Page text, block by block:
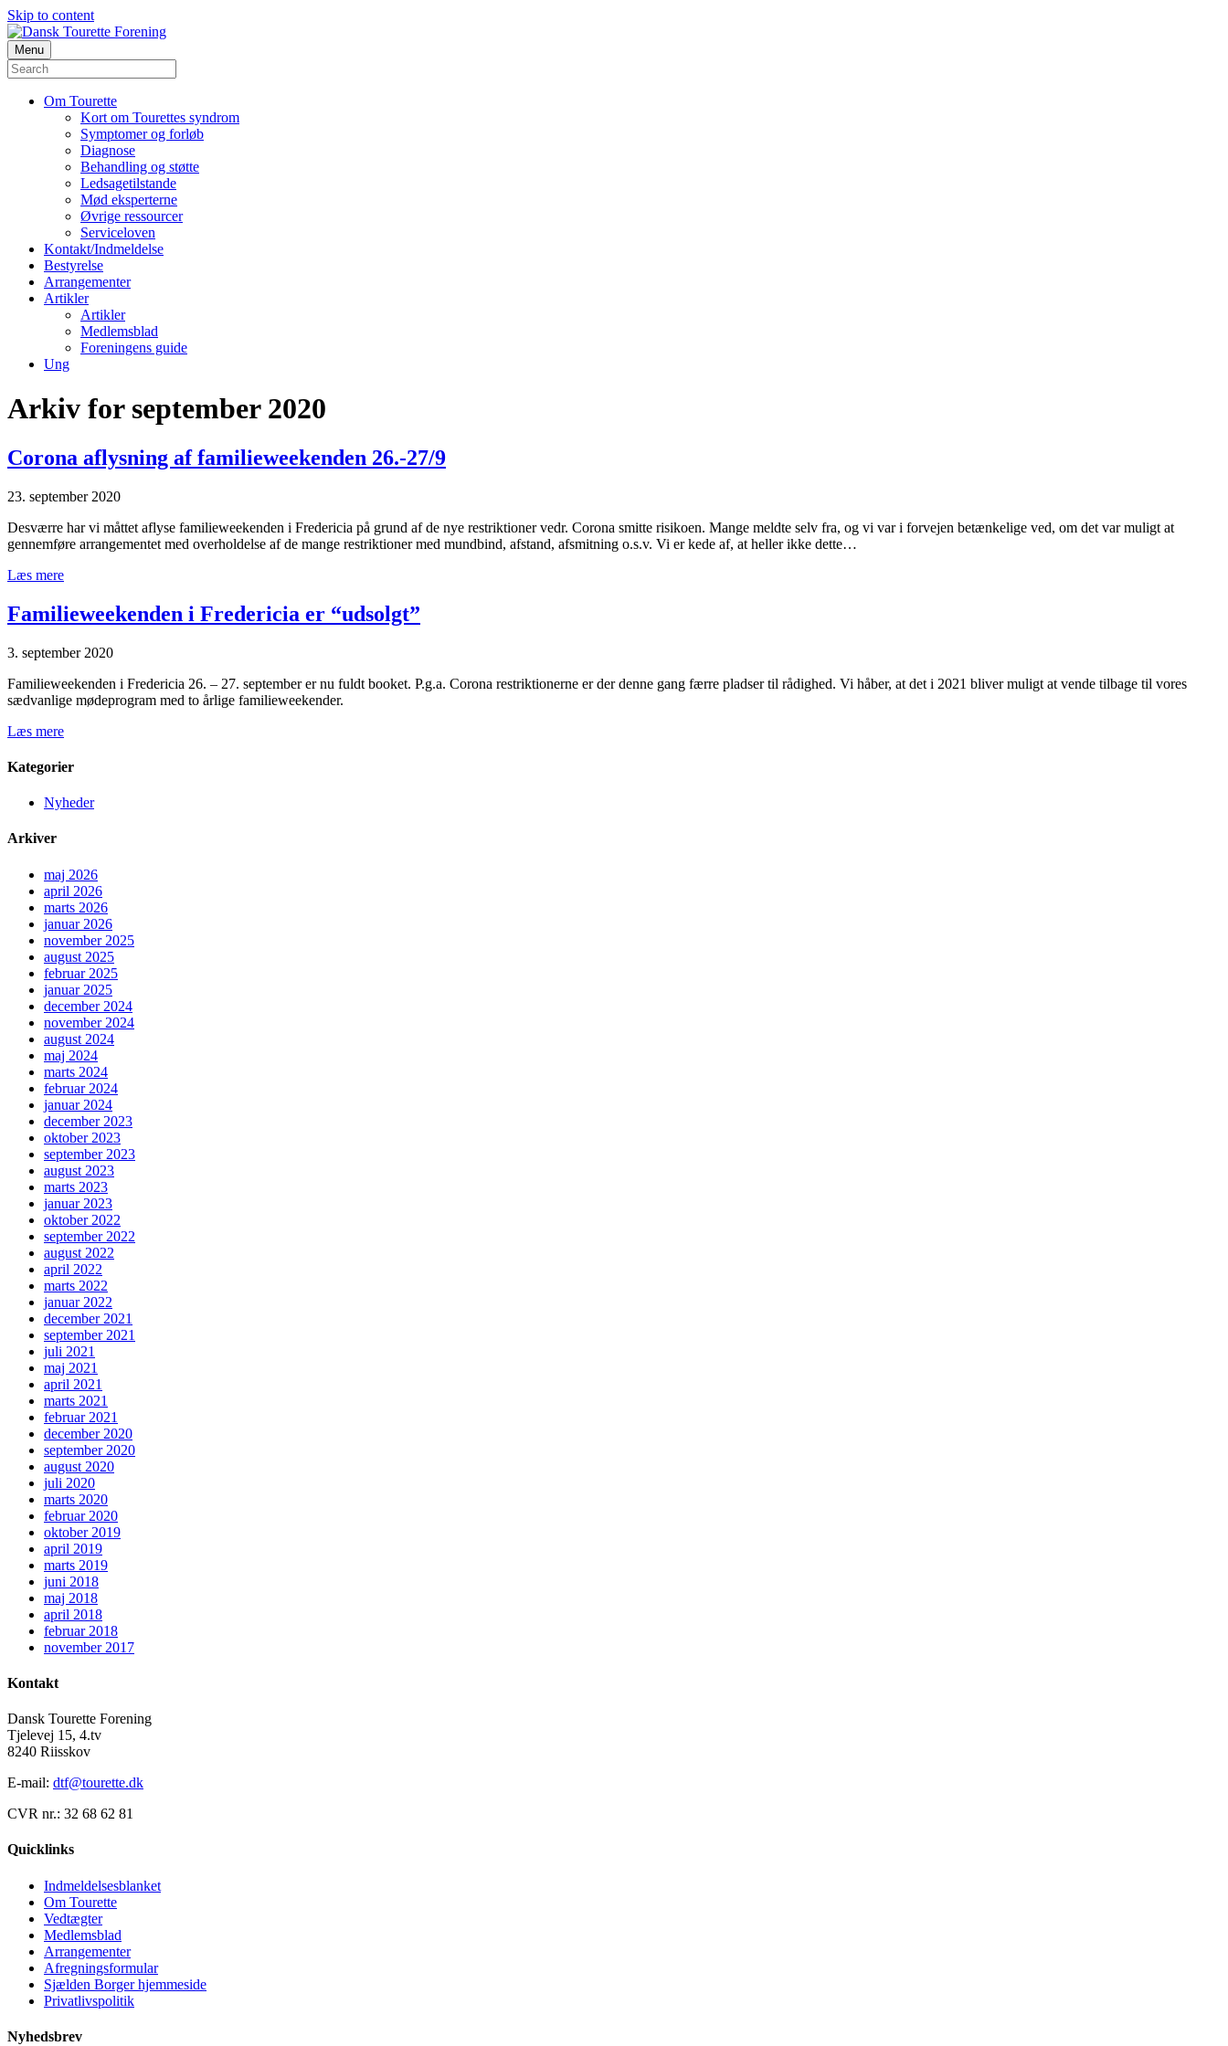
Skip to content
Menu
Om Tourette
Kort om Tourettes syndrom
Symptomer og forløb
Diagnose
Behandling og støtte
Ledsagetilstande
Mød eksperterne
Øvrige ressourcer
Serviceloven
Kontakt/Indmeldelse
Bestyrelse
Arrangementer
Artikler
Artikler
Medlemsblad
Foreningens guide
Ung
Arkiv for september 2020
Corona aflysning af familieweekenden 26.-27/9
23. september 2020
Desværre har vi måttet aflyse familieweekenden i Fredericia på grund af de nye restriktioner vedr. Corona smitte risikoen. Mange meldte selv fra, og vi var i forvejen betænkelige ved, om det var muligt at
gennemføre arrangementet med overholdelse af de mange restriktioner med mundbind, afstand, afsmitning o.s.v. Vi er kede af, at heller ikke dette…
Læs mere
Familieweekenden i Fredericia er “udsolgt”
3. september 2020
Familieweekenden i Fredericia 26. – 27. september er nu fuldt booket. P.g.a. Corona restriktionerne er der denne gang færre pladser til rådighed. Vi håber, at det i 2021 bliver muligt at vende tilbage til vores
sædvanlige mødeprogram med to årlige familieweekender.
Læs mere
Kategorier
Nyheder
Arkiver
maj 2026
april 2026
marts 2026
januar 2026
november 2025
august 2025
februar 2025
januar 2025
december 2024
november 2024
august 2024
maj 2024
marts 2024
februar 2024
januar 2024
december 2023
oktober 2023
september 2023
august 2023
marts 2023
januar 2023
oktober 2022
september 2022
august 2022
april 2022
marts 2022
januar 2022
december 2021
september 2021
juli 2021
maj 2021
april 2021
marts 2021
februar 2021
december 2020
september 2020
august 2020
juli 2020
marts 2020
februar 2020
oktober 2019
april 2019
marts 2019
juni 2018
maj 2018
april 2018
februar 2018
november 2017
Kontakt
Dansk Tourette Forening
Tjelevej 15, 4.tv
8240 Riisskov
E-mail: dtf@tourette.dk
CVR nr.: 32 68 62 81
Quicklinks
Indmeldelsesblanket
Om Tourette
Vedtægter
Medlemsblad
Arrangementer
Afregningsformular
Sjælden Borger hjemmeside
Privatlivspolitik
Nyhedsbrev